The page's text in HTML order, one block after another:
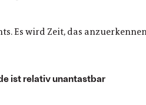
Es wird Zeit, das
ist relativ unantastbar